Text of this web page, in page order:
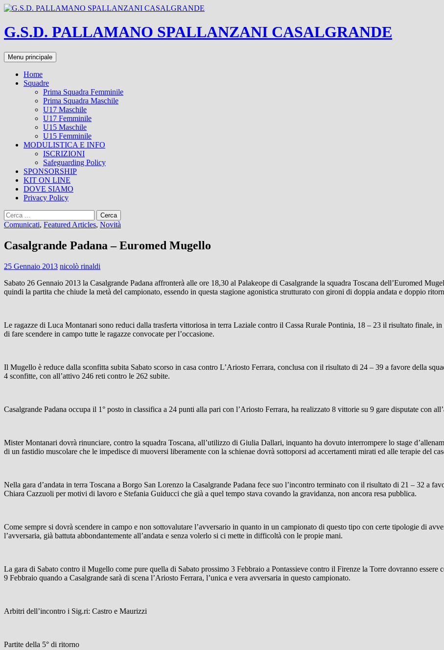
Vai
contenuto
G.S.D. PALLAMANO SPALLANZANI CASALGRANDE
Cerca
Menu principale
Home
Squadre
Prima Squadra Femminile
Prima Squadra Maschile
U17 Maschile
U17 Femminile
U15 Maschile
U15 Femminile
MODULISTICA E INFO
ISCRIZIONI
Safeguarding Policy
SPONSORSHIP
KIT ON LINE
DOVE SIAMO
Privacy Policy
Ricerca
per:
Comunicati, Featured Articles, Novità
Casalgrande Padana – Euromed Mugello
25 Gennaio 2013 nicolò rinaldi
Sabato 26 Gennaio 2013 la Casalgrande Padana affronterà alle ore 18,30 al Palakeope di Casalgrande la squadra Toscana dell’Euromed
quindi la partita che chiude la metà del campionato, essendo in questa stagione agonistica strutturato con gironi di doppia andata e doppio
Le ragazze di Luca Montanari sono reduci dalla trasferta vittoriosa in terra Laziale contro il Cassa Rurale Pontinia, 18 – 23 il risultato finale, in
di fare scendere in campo tutte le ragazze convocate per l’occasione.
Il Mugello è reduce dalla sconfitta subita Sabato scorso in casa contro L’Ariosto Ferrara, conclusa con il risultato di 24 – 39 a favore della
4 sconfitte, con all’attivo 246 reti contro le 262 subite.
Casalgrande Padana occupa il 1° posto in classifica a 24 punti alla pari con l’Ariosto Ferrara, ha realizzato 8 vittorie su 9 gare disputate con
Mister Montanari dovrà rinunciare, contro la squadra Toscana, all’utilizzo di Giulia Dallari, inquanto ha dovuto interrompere lo stage
di un fastidio muscolare che le impedisce di muoversi liberamente con la schienae dovrà sottoporsi ad accertamenti mirati ed alle terapie del
Nella gara d’andata in terra Toscana a Borgo San Lorenzo la Casalgrande Padana fece suo l’incontro terminato con il risultato di 21 – 32 a
Chiara Cazzuoli per motivi di lavoro e Stefania Guiducci che già a quel tempo stava covando la gravidanza, non ancora resa pubblica.
Come sempre si dovrà scendere in campo e non sottovalutare l’avversario in quanto in un campionato di questo tipo con certe tipologie di
l’avversaria, già battuta abbondantemente all’andata e senza volerlo si ci mette in difficoltà con le propie mani.
La gara di Sabato contro il Mugello come pure quella di Sabato prossimo 3 Febbraio a Pontassieve contro il Firenze la Torre dovranno essere
9 Febbraio quando a Casalgrande sarà di scena l’Ariosto Ferrara, l’unica e vera avversaria in questo campionato.
Arbitri dell’incontro i Sig.ri: Castro e Maurizzi
Partite della 5° di ritorno